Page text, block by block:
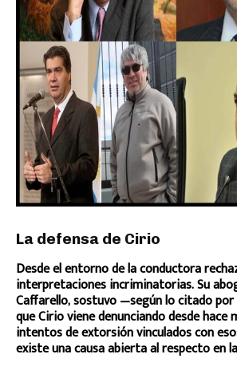
La defensa de Cirio
Desde el entorno de la conductora
interpretaciones incriminatorias. Su
Caffarello, sostuvo —según lo citado
que Cirio viene denunciando desde hace
intentos de extorsión vinculados con
existe una causa abierta al respecto en